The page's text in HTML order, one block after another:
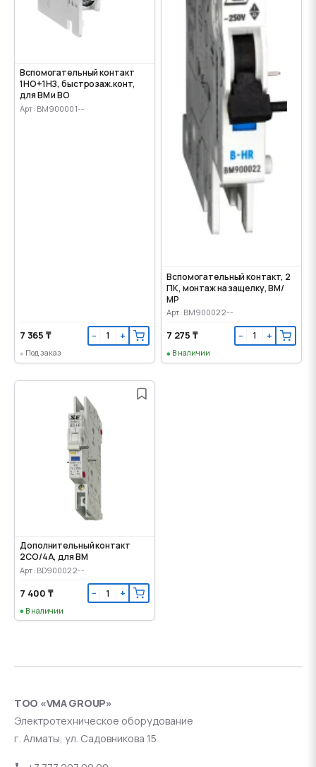
Вспомогательный контакт
1НО+1НЗ, быстрозаж.конт,
для ВМ и ВО
Арт: BM900001--
7 365 ₸ − +
Под заказ
Вспомогательный контакт, 2
ПК, монтаж на защелку, ВМ/
МР
Арт: BM900022--
7 275 ₸ − +
В наличии
Дополнительный контакт
2CO/4A, для ВМ
Арт: BD900022--
7 400 ₸ − +
В наличии
ТОО «VMA GROUP»
Электротехническое оборудование
г. Алматы, ул. Садовникова 15